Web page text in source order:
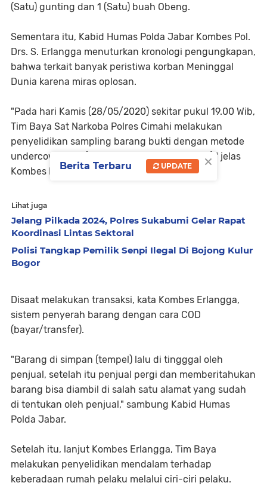
(Satu) gunting dan 1 (Satu) buah Obeng.
Sementara itu, Kabid Humas Polda Jabar Kombes Pol.
Drs. S. Erlangga menuturkan kronologi pengungkapan,
bahwa terkait banyak peristiwa korban Meninggal
Dunia karena miras oplosan.
"Pada hari Kamis (28/05/2020) sekitar pukul 19.00 Wib,
Tim Baya Sat Narkoba Polres Cimahi melakukan
penyelidikan sampling barang bukti dengan metode
undercover buy (menyamar sebagai pembeli)," jelas
Kombes Erlangga.
Lihat juga
Jelang Pilkada 2024, Polres Sukabumi Gelar Rapat
Koordinasi Lintas Sektoral
Polisi Tangkap Pemilik Senpi Ilegal Di Bojong Kulur
Bogor
Disaat melakukan transaksi, kata Kombes Erlangga,
sistem penyerah barang dengan cara COD
(bayar/transfer).
"Barang di simpan (tempel) lalu di tingggal oleh
penjual, setelah itu penjual pergi dan memberitahukan
barang bisa diambil di salah satu alamat yang sudah
di tentukan oleh penjual," sambung Kabid Humas
Polda Jabar.
Setelah itu, lanjut Kombes Erlangga, Tim Baya
melakukan penyelidikan mendalam terhadap
keberadaan rumah pelaku melalui ciri-ciri pelaku.
×
Berita Terbaru UPDATE